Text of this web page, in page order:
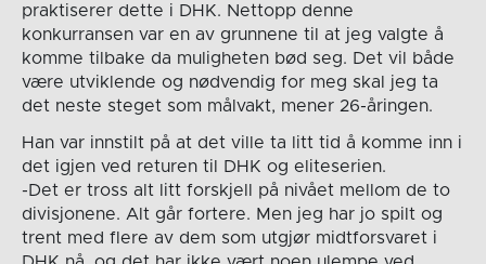
praktiserer dette i DHK. Nettopp denne
konkurransen var en av grunnene til at jeg valgte å
komme tilbake da muligheten bød seg. Det vil både
være utviklende og nødvendig for meg skal jeg ta
det neste steget som målvakt, mener 26-åringen.
Han var innstilt på at det ville ta litt tid å komme inn i
det igjen ved returen til DHK og eliteserien.
-Det er tross alt litt forskjell på nivået mellom de to
divisjonene. Alt går fortere. Men jeg har jo spilt og
trent med flere av dem som utgjør midtforsvaret i